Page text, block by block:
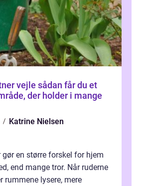
får du et
der holder i mange
Katrine Nielsen
gør en større forskel for hjem
end mange tror. Når ruderne
rummene lysere, mere